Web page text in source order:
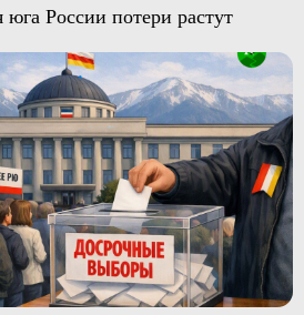
России потери растут